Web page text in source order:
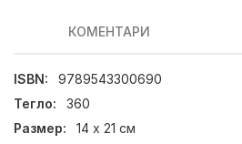
КОМЕНТАРИ
ISBN:
9789543300690
Тегло:
360
Размер:
14 х 21 см